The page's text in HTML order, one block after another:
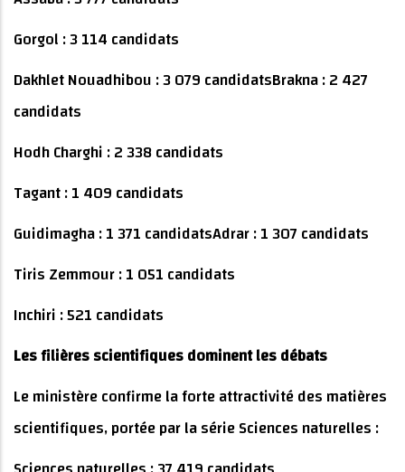
Gorgol : 3 114 candidats
Dakhlet Nouadhibou : 3 079 candidatsBrakna : 2 427
candidats
Hodh Charghi : 2 338 candidats
Tagant : 1 409 candidats
Guidimagha : 1 371 candidatsAdrar : 1 307 candidats
Tiris Zemmour : 1 051 candidats
Inchiri : 521 candidats
Les filières scientifiques dominent les débats
Le ministère confirme la forte attractivité des matières
scientifiques, portée par la série Sciences naturelles :